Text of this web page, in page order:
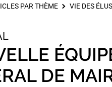
PAR THÈME VIE DES ÉLUS
DE